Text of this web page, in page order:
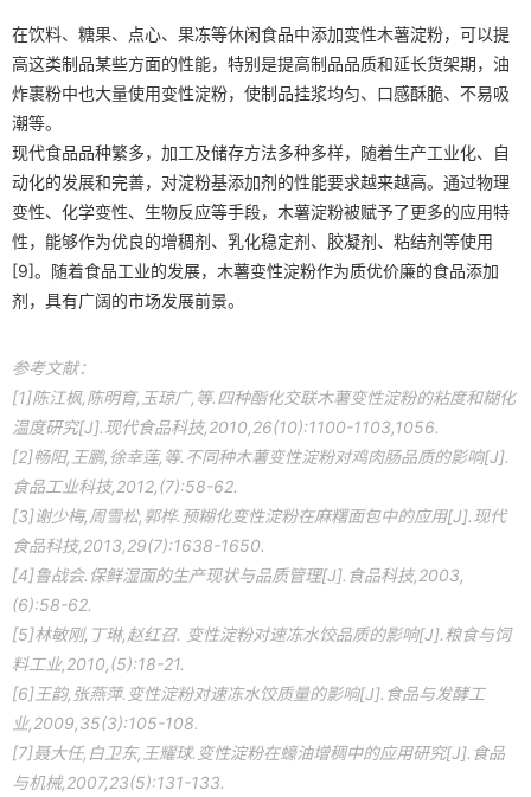
在饮料、糖果、点心、果冻等休闲食品中添加变性木薯淀粉，可以提
高这类制品某些方面的性能，特别是提高制品品质和延长货架期，油
炸裹粉中也大量使用变性淀粉，使制品挂浆均匀、口感酥脆、不易吸
潮等。
现代食品品种繁多，加工及储存方法多种多样，随着生产工业化、自
动化的发展和完善，对淀粉基添加剂的性能要求越来越高。通过物理
变性、化学变性、生物反应等手段，木薯淀粉被赋予了更多的应用特
性，能够作为优良的增稠剂、乳化稳定剂、胶凝剂、粘结剂等使用
[9]。随着食品工业的发展，木薯变性淀粉作为质优价廉的食品添加
剂，具有广阔的市场发展前景。
参考文献：
[1]陈江枫,陈明育,玉琼广,等.四种酯化交联木薯变性淀粉的粘度和糊化
温度研究[J].现代食品科技,2010,26(10):1100-1103,1056.
[2]畅阳,王鹏,徐幸莲,等.不同种木薯变性淀粉对鸡肉肠品质的影响[J].
食品工业科技,2012,(7):58-62.
[3]谢少梅,周雪松,郭桦.预糊化变性淀粉在麻糬面包中的应用[J].现代
食品科技,2013,29(7):1638-1650.
[4]鲁战会.保鲜湿面的生产现状与品质管理[J].食品科技,2003,
(6):58-62.
[5]林敏刚,丁琳,赵红召. 变性淀粉对速冻水饺品质的影响[J].粮食与饲
料工业,2010,(5):18-21.
[6]王韵,张燕萍.变性淀粉对速冻水饺质量的影响[J].食品与发酵工
业,2009,35(3):105-108.
[7]聂大任,白卫东,王耀球.变性淀粉在蠔油增稠中的应用研究[J].食品
与机械,2007,23(5):131-133.